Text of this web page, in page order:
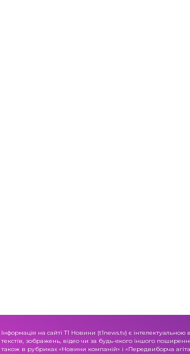
Інформація на сайті Т1 Новини (t1news.tv) є
текстів, зображень, відео чи за будь-якого іншого
також в рубриках «Новини компаній» і «Передвиборча